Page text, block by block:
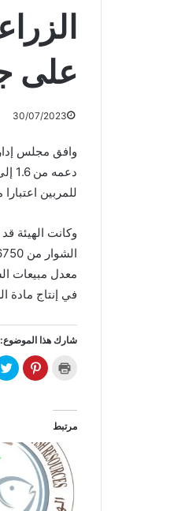
على
30/07/2023
وافق مجلس
للمربين اعتبارا
وكانت الهيئة
معدل مبيعات
في إنتاج مادة
شارك هذا الموضوع:
ل
ط
ب
ا
ع
ة
(
ف
ت
ح
ف
ض
ر
ك
ع
ل
P
مرتبط